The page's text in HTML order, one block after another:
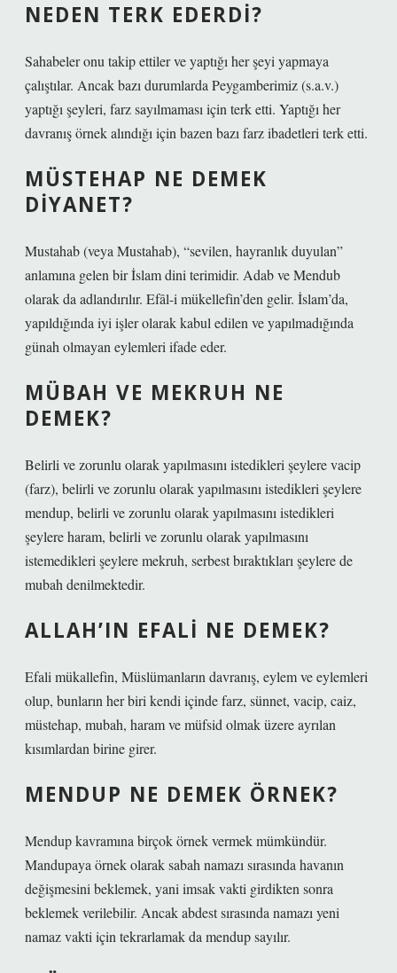
NEDEN TERK EDERDI?
Sahabeler onu takip ettiler ve yaptığı her şeyi yapmaya
çalıştılar. Ancak bazı durumlarda Peygamberimiz (s.a.v.)
yaptığı şeyleri, farz sayılmaması için terk etti. Yaptığı her
davranış örnek alındığı için bazen bazı farz ibadetleri terk etti.
MÜSTEHAP NE DEMEK
DIYANET?
Mustahab (veya Mustahab), “sevilen, hayranlık duyulan”
anlamına gelen bir İslam dini terimidir. Adab ve Mendub
olarak da adlandırılır. Efâl-i mükellefin’den gelir. İslam’da,
yapıldığında iyi işler olarak kabul edilen ve yapılmadığında
günah olmayan eylemleri ifade eder.
MÜBAH VE MEKRUH NE
DEMEK?
Belirli ve zorunlu olarak yapılmasını istedikleri şeylere vacip
(farz), belirli ve zorunlu olarak yapılmasını istedikleri şeylere
mendup, belirli ve zorunlu olarak yapılmasını istedikleri
şeylere haram, belirli ve zorunlu olarak yapılmasını
istemedikleri şeylere mekruh, serbest bıraktıkları şeylere de
mubah denilmektedir.
ALLAH’IN EFALI NE DEMEK?
Efali mükallefin, Müslümanların davranış, eylem ve eylemleri
olup, bunların her biri kendi içinde farz, sünnet, vacip, caiz,
müstehap, mubah, haram ve müfsid olmak üzere ayrılan
kısımlardan birine girer.
MENDUP NE DEMEK ÖRNEK?
Mendup kavramına birçok örnek vermek mümkündür.
Mandupaya örnek olarak sabah namazı sırasında havanın
değişmesini beklemek, yani imsak vakti girdikten sonra
beklemek verilebilir. Ancak abdest sırasında namazı yeni
namaz vakti için tekrarlamak da mendup sayılır.